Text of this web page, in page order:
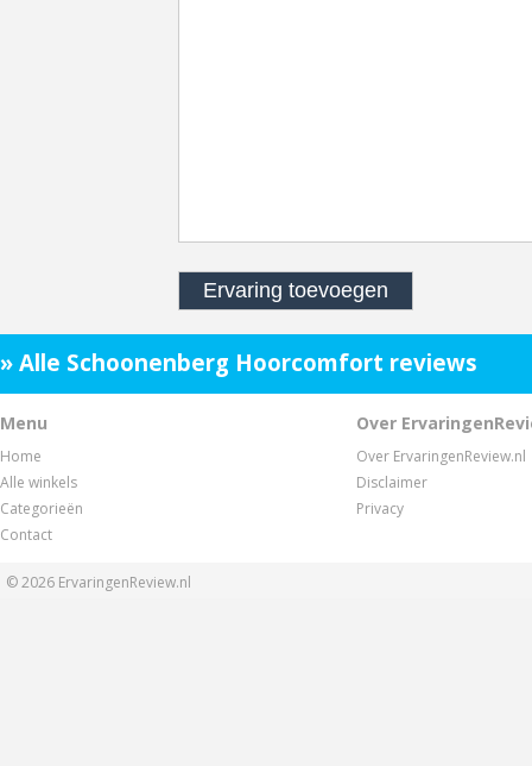
» Alle Schoonenberg Hoorcomfort reviews
Menu
Home
Alle winkels
Categorieën
Contact
Over
Over ErvaringenReview.nl
Disclaimer
Privacy
© 2026 ErvaringenReview.nl